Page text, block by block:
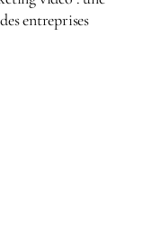
entreprises